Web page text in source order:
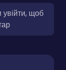
увійти, щоб